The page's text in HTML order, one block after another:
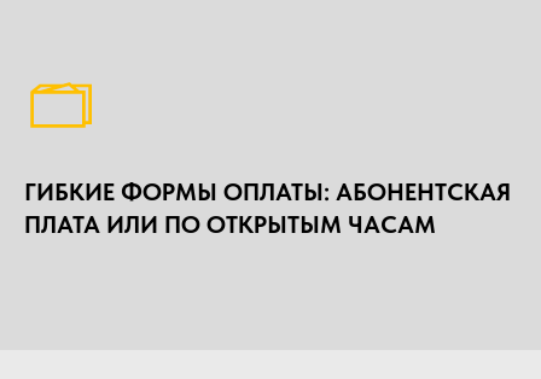
ГИБКИЕ ФОРМЫ ОПЛАТЫ: АБОНЕНТСКАЯ
ПЛАТА ИЛИ ПО ОТКРЫТЫМ ЧАСАМ